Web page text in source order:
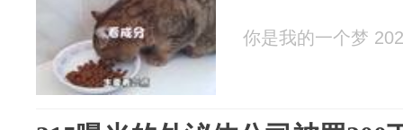
你是我的一个梦